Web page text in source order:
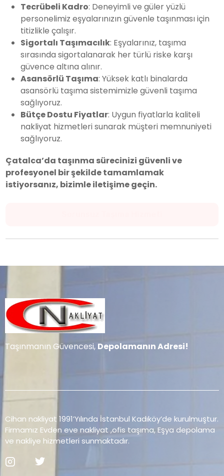
Tecrübeli Kadro: Deneyimli ve güler yüzlü
personelimiz eşyalarınızın güvenle taşınması için
titizlikle çalışır.
Sigortalı Taşımacılık: Eşyalarınız, taşıma
sırasında sigortalanarak her türlü riske karşı
güvence altına alınır.
Asansörlü Taşıma: Yüksek katlı binalarda
asansörlü taşıma sistemimizle güvenli taşıma
sağlıyoruz.
Bütçe Dostu Fiyatlar: Uygun fiyatlarla kaliteli
nakliyat hizmetleri sunarak müşteri memnuniyeti
sağlıyoruz.
Çatalca’da taşınma sürecinizi güvenli ve
profesyonel bir şekilde tamamlamak
istiyorsanız, bizimle iletişime geçin.
Taşınmanın Güvencesi, Depolamanın Adresi!
Cihan nakliyat 1991’Yılında İstanbul Kadıköy’de kurulmuştur.
Firmamız Evden eve nakliyat ,ofis taşıma, Eşya depolama
ve nakliye hizmetleri sunmaktadır.